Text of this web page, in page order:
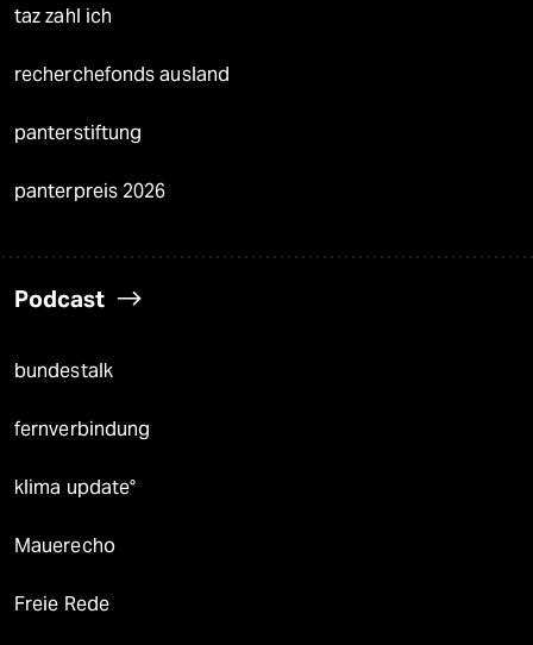
taz zahl ich
recherchefonds ausland
panterstiftung
panterpreis 2026
Podcast
bundestalk
fernverbindung
klima update°
Mauerecho
Freie Rede